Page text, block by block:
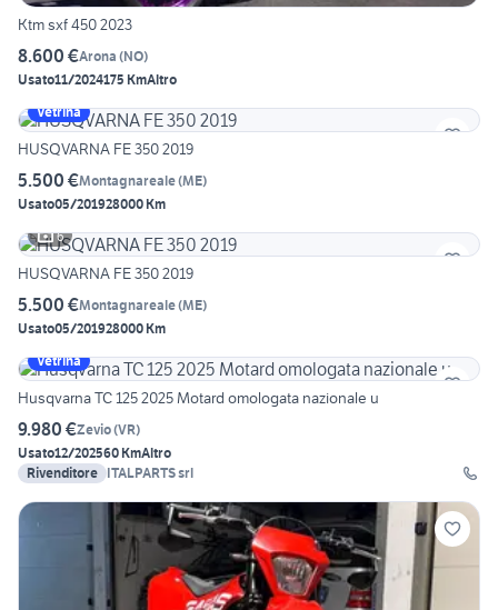
Ktm sxf 450 2023
8.600 €Arona (NO)
Usato11/2024175 KmAltro
Vetrina
HUSQVARNA FE 350 2019
5.500 €Montagnareale(ME)
Usato05/201928000 Km
6
HUSQVARNA FE 350 2019
5.500 €Montagnareale(ME)
Usato05/201928000 Km
Vetrina
Husqvarna TC 125 2025 Motard omologata nazionale u
9.980 €Zevio(VR)
Usato12/202560 KmAltro
Rivenditore ITALPARTS srl